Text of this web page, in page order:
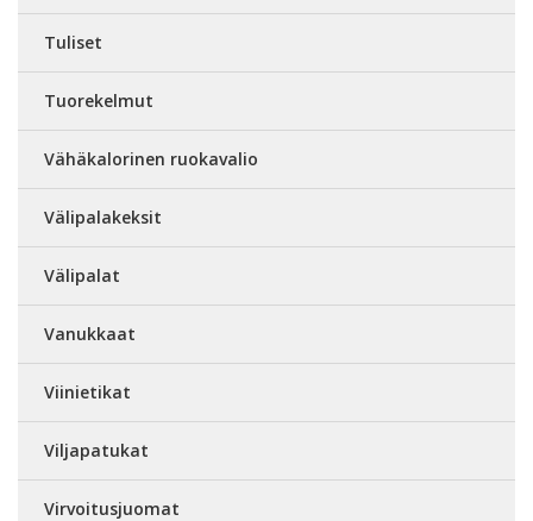
Tuliset
Tuorekelmut
Vähäkalorinen ruokavalio
Välipalakeksit
Välipalat
Vanukkaat
Viinietikat
Viljapatukat
Virvoitusjuomat